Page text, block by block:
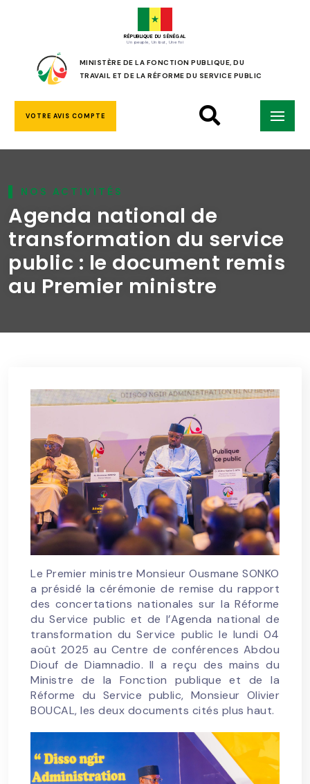
RÉPUBLIQUE DU SÉNÉGAL
Un peuple, Un but, Une foi
MINISTÈRE DE LA FONCTION PUBLIQUE, DU
TRAVAIL ET DE LA RÉFORME DU SERVICE PUBLIC
VOTRE AVIS COMPTE
NOS ACTIVITÉS
Agenda national de
transformation du service
public : le document remis
au Premier ministre
Le Premier ministre Monsieur Ousmane SONKO
a présidé la cérémonie de remise du rapport
des concertations nationales sur la Réforme
du Service public et de l’Agenda national de
transformation du Service public le lundi 04
août 2025 au Centre de conférences Abdou
Diouf de Diamnadio. Il a reçu des mains du
Ministre de la Fonction publique et de la
Réforme du Service public, Monsieur Olivier
BOUCAL, les deux documents cités plus haut.